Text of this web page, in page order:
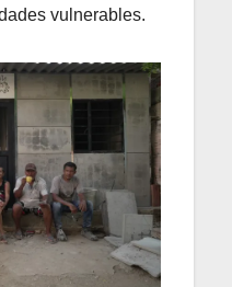
vulnerables.